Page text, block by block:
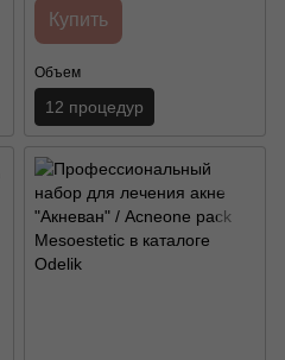
Mesoestetic
Купить
Объем
12 процедур